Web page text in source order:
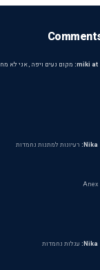
miki at: מקום נעים ויפה , אני לא
Nika: רעיונות למתנות נחמדות
Anex
Nika: עגלות נחמדות